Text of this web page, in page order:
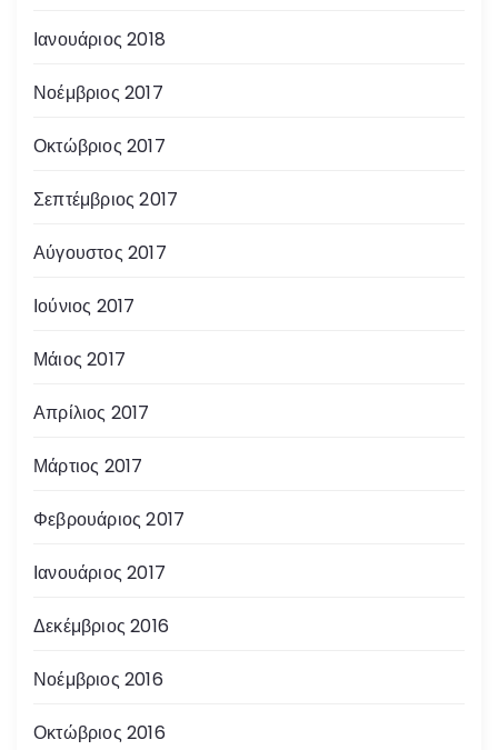
Ιανουάριος 2018
Νοέμβριος 2017
Οκτώβριος 2017
Σεπτέμβριος 2017
Αύγουστος 2017
Ιούνιος 2017
Μάιος 2017
Απρίλιος 2017
Μάρτιος 2017
Φεβρουάριος 2017
Ιανουάριος 2017
Δεκέμβριος 2016
Νοέμβριος 2016
Οκτώβριος 2016